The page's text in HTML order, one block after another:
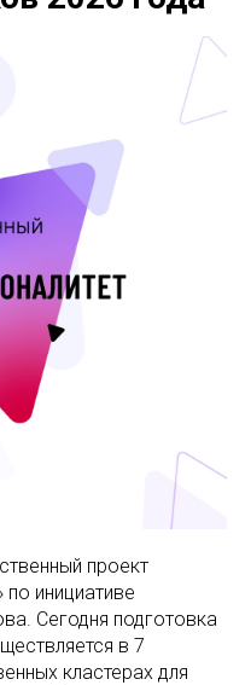
проект
инициативе
Сегодня подготовка
в 7
кластерах для